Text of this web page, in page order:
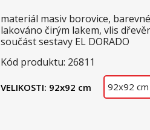
materiál masiv borovice,
lakováno čirým lakem, vlis
součást sestavy EL DORADO
Kód produktu: 26811
VELIKOSTI: 92x92 cm 92x92 cm